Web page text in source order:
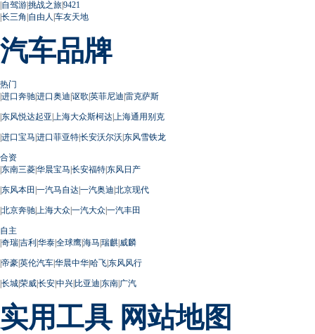
|自驾游|挑战之旅|9421
|长三角 |自由人 |车友天地
汽车品牌
热门
|进口奔驰|进口奥迪|讴歌|英菲尼迪|雷克萨斯
|东风悦达起亚| 上海大众斯柯达| 上海通用别克
|进口宝马|进口菲亚特|长安沃尔沃|东风雪铁龙
合资
|东南三菱|华晨宝马|长安福特|东风日产
|东风本田 |一汽马自达|一汽奥迪|北京现代
|北京奔驰| 上海大众|一汽大众|一汽丰田
自主
|奇瑞|吉利|华泰|全球鹰|海马|瑞麒|威麟
|帝豪|英伦汽车|华晨中华|哈飞|东风风行
|长城|荣威|长安|中兴|比亚迪|东南|广汽
实用工具 网站地图